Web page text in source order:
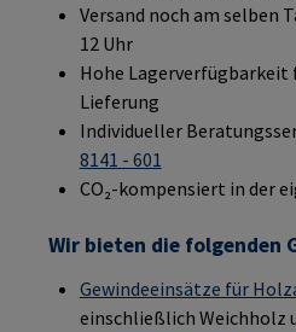
Versand noch am selben
12 Uhr
Hohe Lagerverfügbarkeit
Lieferung
Individueller
8141 - 601
CO₂-kompensiert in der
Wir bieten die folgenden
Gewindeeinsätze für
einschließlich Weichholz